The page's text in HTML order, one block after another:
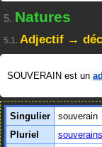
5. Natures
5.1. Adjectif →
SOUVERAIN est un
Singulier
souverain
Pluriel
souverains